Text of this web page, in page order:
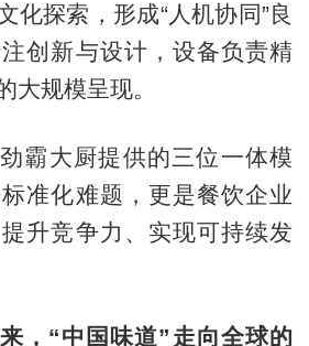
化探索，形成“人机协同”良
创新与设计，设备负责精
大规模呈现。
霸大厨提供的三位一体模
准化难题，更是餐饮企业
升竞争力、实现可持续发
，“中国味道”走向全球的